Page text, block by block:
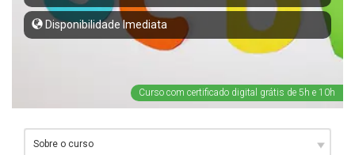
Disponibilidade Imediata
Curso com certificado digital grátis de 5h e 10h